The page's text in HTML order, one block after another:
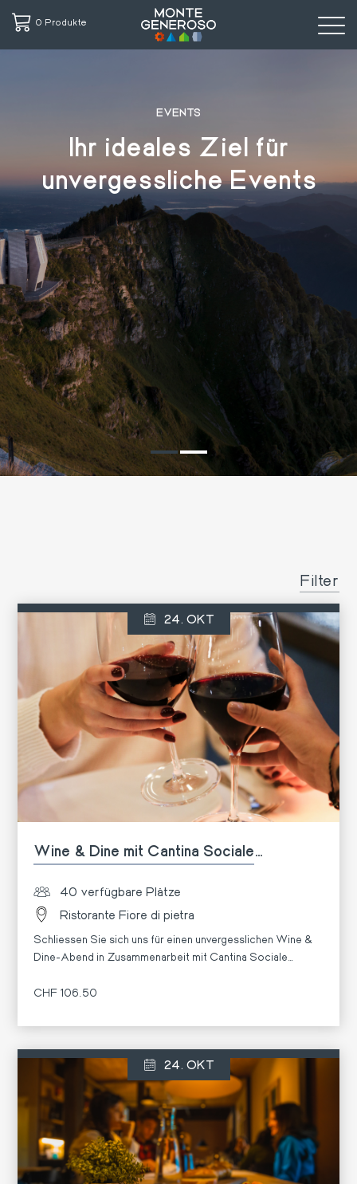
0 Produkte
EVENTS
Ihr ideales Ziel für
unvergessliche Events
Filter
24. OKT
Wine & Dine mit Cantina Sociale
40 verfügbare Plätze
Ristorante Fiore di pietra
Schliessen Sie sich uns für einen unvergesslichen Wine &
Dine-Abend in Zusammenarbeit mit Cantina Sociale
CHF 106.50
24. OKT